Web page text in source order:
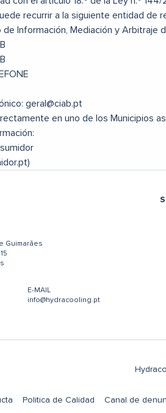
recurrir a la siguiente entidad de
Información, Mediación y Arbitraje
geral@ciab.pt
en uno de los Municipios
Guimarães
E-MAIL
info@hydracooling.pt
Politica de Calidad Canal de